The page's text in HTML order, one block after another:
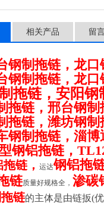
相关产品 留
钢制拖链，龙
钢制拖链，龙
拖链，安阳
拖链，邢台钢
拖链，潍坊钢
钢制拖链，淄
钢铝拖链，
链， 运达钢铝拖
链质量好规格全， 渗碳
链的主体是由链扳(